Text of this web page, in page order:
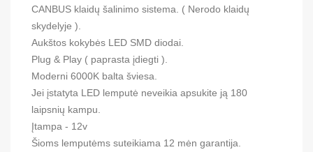
CANBUS klaidų šalinimo sistema. ( Nerodo klaidų
skydelyje ).
Aukštos kokybės LED SMD diodai.
Plug & Play ( paprasta įdiegti ).
Moderni 6000K balta šviesa.
Jei įstatyta LED lemputė neveikia apsukite ją 180
laipsnių kampu.
Įtampa - 12v
Šioms lemputėms suteikiama 12 mėn garantija.